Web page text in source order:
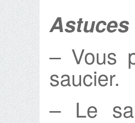
– Vous
saucier.
– Le